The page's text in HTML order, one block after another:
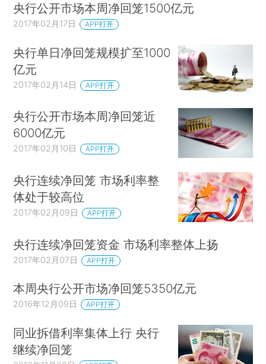
央行公开市场本周净回笼1500亿元
2017年02月17日 APP打开
央行单日净回笼规模扩至1000
亿元
2017年02月14日 APP打开
央行公开市场本周净回笼近
6000亿元
2017年02月10日 APP打开
央行连续净回笼 市场利率整
体处于较高位
2017年02月09日 APP打开
央行连续净回笼资金 市场利率整体上扬
2017年02月07日 APP打开
本周央行公开市场净回笼5350亿元
2016年12月09日 APP打开
同业拆借利率集体上行 央行
继续净回笼